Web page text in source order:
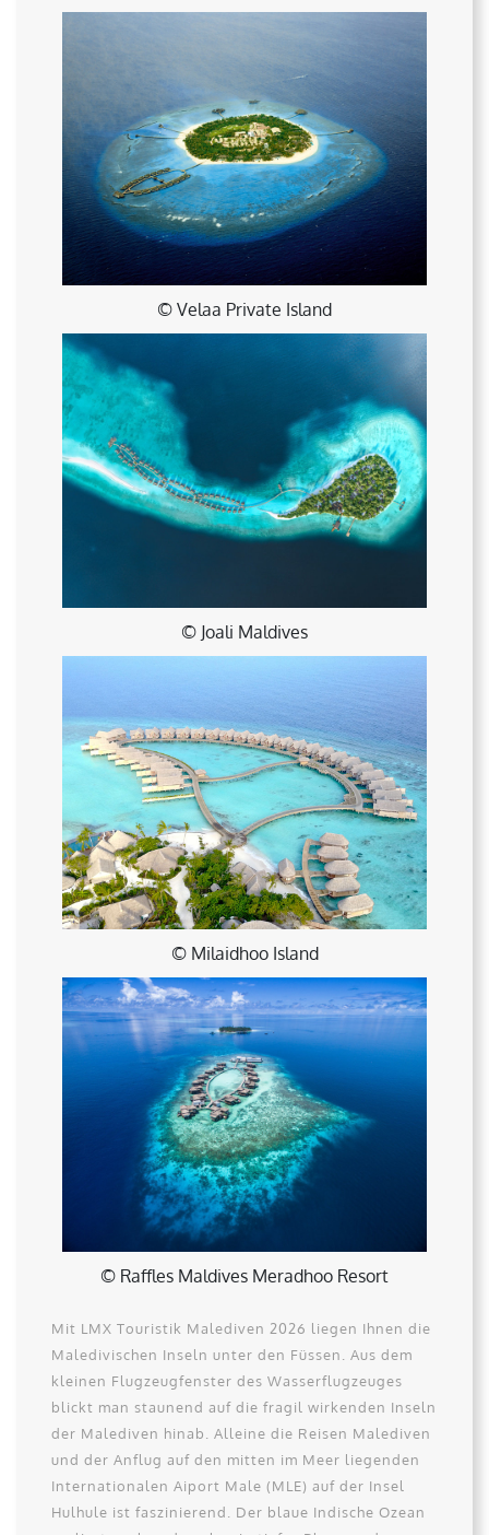
© Velaa Private Island
© Joali Maldives
© Milaidhoo Island
© Raffles Maldives Meradhoo Resort
Mit LMX Touristik Malediven 2026 liegen Ihnen die
Maledivischen Inseln unter den Füssen. Aus dem
kleinen Flugzeugfenster des Wasserflugzeuges
blickt man staunend auf die fragil wirkenden Inseln
der Malediven hinab. Alleine die Reisen Malediven
und der Anflug auf den mitten im Meer liegenden
Internationalen Aiport Male (MLE) auf der Insel
Hulhule ist faszinierend. Der blaue Indische Ozean